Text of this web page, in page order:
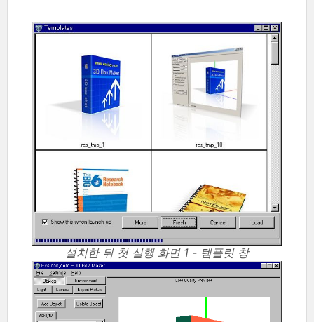
설치한 뒤 첫 실행 화면 1 - 템플릿 창